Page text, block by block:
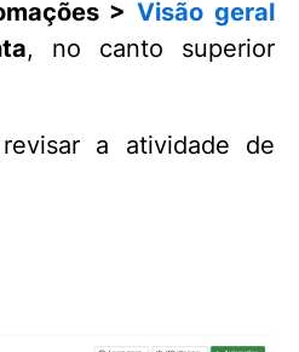
>Visão geral
, no canto superior
a atividade de